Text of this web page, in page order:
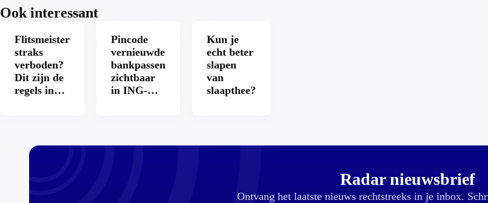
Ook interessant
Flitsmeister
straks
verboden?
Dit zijn de
regels in
Pincode
vernieuwde
bankpassen
zichtbaar
in ING-
Kun je
echt beter
slapen
van
slaapthee?
Radar nieuwsbrief
Ontvang het laatste nieuws rechtstreeks in je inbox.